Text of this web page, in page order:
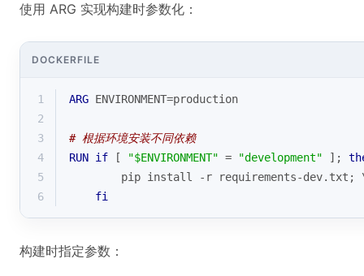
使用 ARG 实现构建时参数化：
DOCKERFILE
1 ARG ENVIRONMENT=production
2
3
# 根据环境安装不同依赖
4
RUN if [ "$ENVIRONMENT" = "development" ];
5
pip install -r requirements-dev.txt;
6
fi
构建时指定参数：